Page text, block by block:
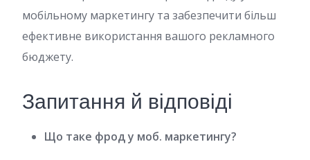
мобільному маркетингу та забезпечити більш
ефективне використання вашого рекламного
бюджету.
Запитання й відповіді
Що таке фрод у моб. маркетингу?